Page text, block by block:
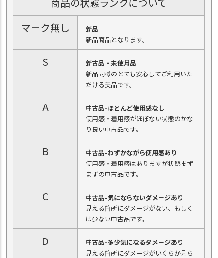
マーク無し
新品
新品商品となります。
S
新古品・未使用品
新品同様のとても安心してご利用いた
だける美品です。
A
中古品-ほとんど使用感なし
使用感・着用感がほぼない状態のかな
り良い中古品です。
B
中古品-わずかながら使用感あり
使用感・着用感はありますが状態まず
まずの中古品です。
C
中古品-気にならないダメージあり
見える箇所にダメージがない、もしく
は少ない中古品です。
D
中古品-多少気になるダメージあり
見える箇所にダメージがいくらか見ら